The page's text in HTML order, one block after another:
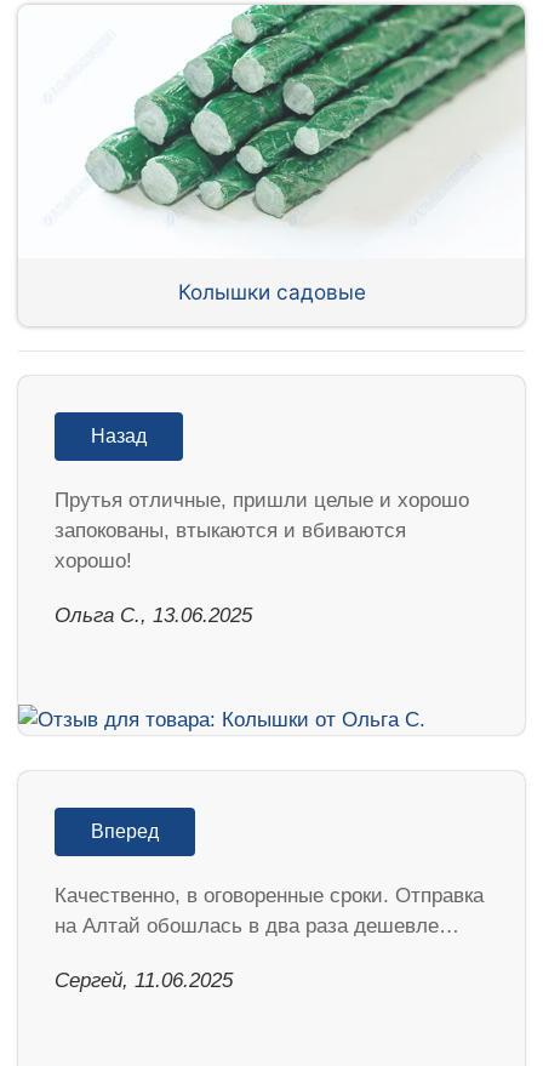
Колышки садовые
Назад
Прутья отличные, пришли целые и хорошо
запокованы, втыкаются и вбиваются
хорошо!
Ольга С., 13.06.2025
Вперед
Качественно, в оговоренные сроки. Отправка
на Алтай обошлась в два раза дешевле…
Сергей, 11.06.2025